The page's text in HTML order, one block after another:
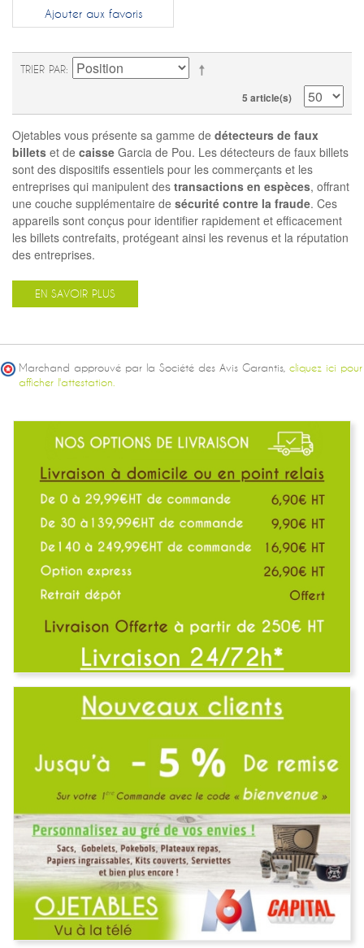
Ajouter aux favoris
TRIER PAR
5 article(s)
Ojetables vous présente sa gamme de détecteurs de faux
billets et de caisse Garcia de Pou. Les détecteurs de faux billets
sont des dispositifs essentiels pour les commerçants et les
entreprises qui manipulent des transactions en espèces, offrant
une couche supplémentaire de sécurité contre la fraude. Ces
appareils sont conçus pour identifier rapidement et efficacement
les billets contrefaits, protégeant ainsi les revenus et la réputation
des entreprises.
EN SAVOIR PLUS
Marchand approuvé par la Société des Avis Garantis, cliquez ici pour
afficher l'attestation.